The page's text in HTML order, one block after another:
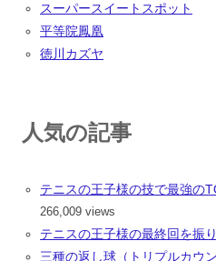
スーパースイートスポット
平等院鳳凰
徳川カズヤ
人気の記事
テニスの王子様の技で最強の
266,009 views
テニスの王子様の最終回を振
三種の返し球（トリプルカウン